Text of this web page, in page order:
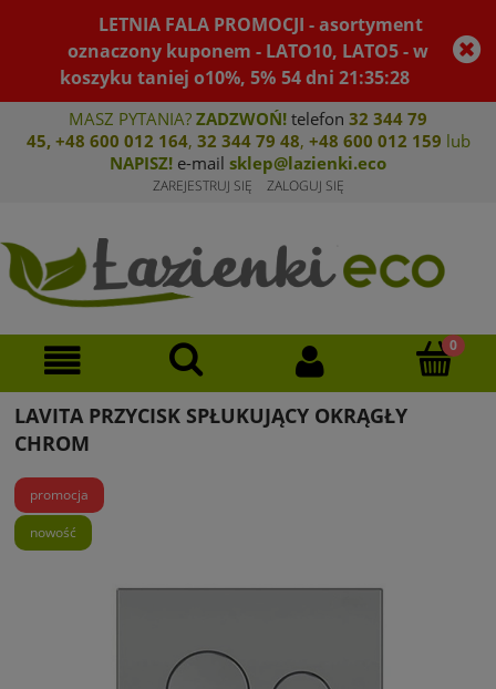
LETNIA FALA PROMOCJI - asortyment
oznaczony kuponem - LATO10, LATO5 - w
koszyku taniej o10%, 5% 54dni21:35:28
MASZ PYTANIA? ZADZWOŃ! telefon 32 344 79
45, +48 600 012 164, 32 344 79 48, +48 600 012 159 lub
NAPISZ! e-mail sklep@lazienki.eco
ZAREJESTRUJ SIĘ ZALOGUJ SIĘ
LAVITA PRZYCISK SPŁUKUJĄCY OKRĄGŁY
CHROM
promocja
nowość